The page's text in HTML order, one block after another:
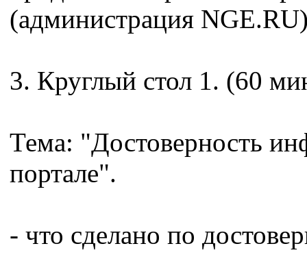
(администрация
3. Круглый стол 1. (60
Тема: "Достоверность
портале".
- что сделано по